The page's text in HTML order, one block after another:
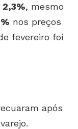
2,3%, mesmo
nos preços
fevereiro foi
após